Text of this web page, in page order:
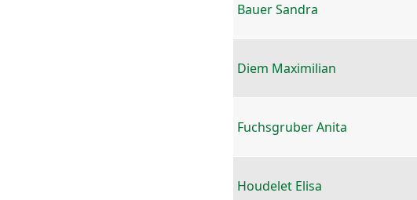
Bauer Sandra
Diem Maximilian
Fuchsgruber Anita
Houdelet Elisa